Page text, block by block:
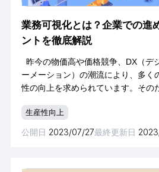
業務可視化とは？企業での進
ントを徹底解説
昨今の物価高や価格競争、DX（デ
ーメーション）の潮流により、多く
性の向上を求められています。その
に「見える化」は製造業から始まっ
生産性向上
公開日 2023/07/27最終更新日